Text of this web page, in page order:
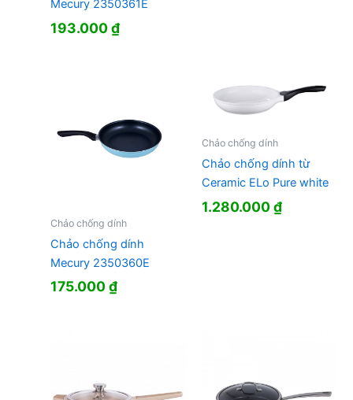
Mecury 2350361E
193.000₫
Chảo chống dính
Chảo chống dính
Mecury 2350360E
175.000₫
Chảo chống dính
Chảo chống dính từ
Ceramic ELo Pure white
1.280.000₫